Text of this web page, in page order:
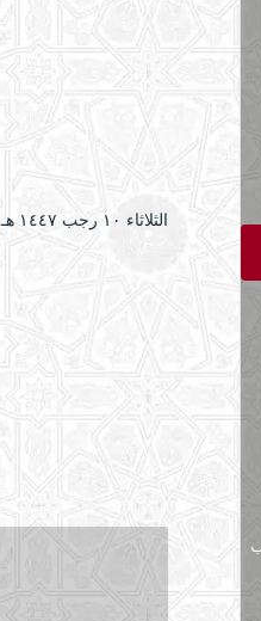
الثلاثاء ۱۰ رجب ۱٤٤۷ هـ الموافق ۳۰ ديسمبر ۲۰۲۵ مـ |